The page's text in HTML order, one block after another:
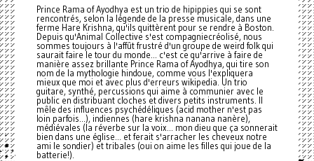
Prince Rama of Ayodhya est un trio de hipippies qui se sont
rencontrés, selon la légende de la presse musicale, dans une
ferme Hare Krishna, qu'ils quittèrent pour se rendre à Boston.
Depuis qu'Animal Collective s'est compagniecréolisé, nous
sommes toujours à l'affût frustré d'un groupe de weird folk qui
saurait faire le tour du monde... c'est ce qu'arrive à faire de
manière assez brillante Prince Rama of Ayodhya, qui tire son
nom de la mythologie hindoue, comme vous l'expliquera
mieux que moi et avec plus d'erreurs wikipedia. Un trio
guitare, synthé, percussions qui aime à communier avec le
public en distribuant cloches et divers petits instruments. Il
mêle des influences psychédéliques (acid mother n'est pas
loin parfois...), indiennes (hare krishna nanana nanère),
médiévales (la réverbe sur la voix... mon dieu que ça sonnerait
bien dans une église... et ferait s'arracher les cheveux notre
ami le sondier) et tribales (oui on aime les filles qui joue de la
batterie!).